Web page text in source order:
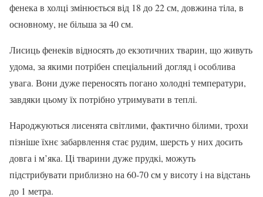
фенека в холці змінюється від 18 до 22 см, довжина тіла, в
основному, не більша за 40 см.
Лисиць фенеків відносять до екзотичних тварин, що живуть
удома, за якими потрібен спеціальний догляд і особлива
увага. Вони дуже переносять погано холодні температури,
завдяки цьому їх потрібно утримувати в теплі.
Народжуються лисенята світлими, фактично білими, трохи
пізніше їхнє забарвлення стає рудим, шерсть у них досить
довга і м’яка. Ці тварини дуже прудкі, можуть
підстрибувати приблизно на 60-70 см у висоту і на відстань
до 1 метра.